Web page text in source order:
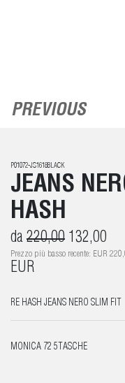
PREVIOUS
P01072-JS1618BLACK
JEANS
HASH
da 220,00 132,00
Prezzo più basso recente: EUR
EUR
RE HASH JEANS NERO SLIM FIT
MONICA 72 5TASCHE